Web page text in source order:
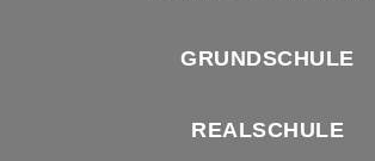
GRUNDSCHULE
REALSCHULE